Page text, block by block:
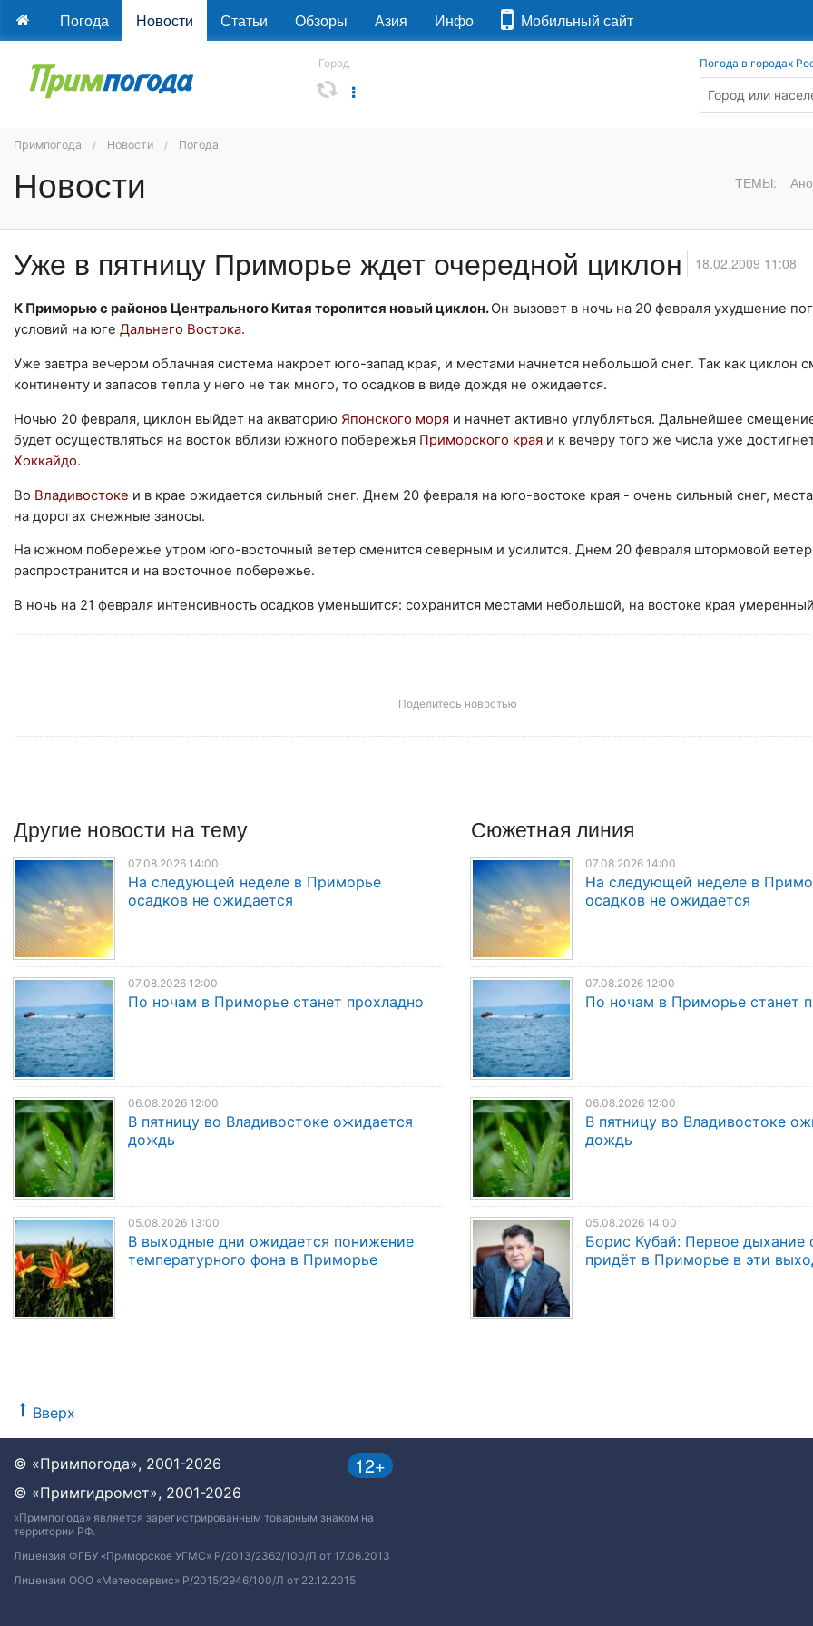
Погода Новости Статьи Обзоры Азия Инфо Мобильный сайт
Город Погода в городах
Примпогода Новости Погода
Новости ТЕМЫ:
Уже в пятницу Приморье ждет очередной циклон 18.02.2009 11:08
К Приморью с районов Центрального Китая торопится новый циклон.Он вызовет в ночь на 20 февраля ухудшение
условий на юге Дальнего Востока.
Уже завтра вечером облачная система накроет юго-запад края, и местами начнется небольшой снег. Так как циклон
континенту и запасов тепла у него не так много, то осадков в виде дождя не ожидается.
Ночью 20 февраля, циклон выйдет на акваторию Японского моря и начнет активно углубляться. Дальнейшее
будет осуществляться на восток вблизи южного побережья Приморского края и к вечеру того же числа уже
Хоккайдо.
Во Владивостоке и в крае ожидается сильный снег. Днем 20 февраля на юго-востоке края - очень сильный снег,
на дорогах снежные заносы.
На южном побережье утром юго-восточный ветер сменится северным и усилится. Днем 20 февраля штормовой ветер
распространится и на восточное побережье.
В ночь на 21 февраля интенсивность осадков уменьшится: сохранится местами небольшой, на востоке края
Поделитесь новостью
Другие новости на тему
07.08.2026 14:00
На следующей неделе в Приморье
осадков не ожидается
07.08.2026 12:00
По ночам в Приморье станет прохладно
06.08.2026 12:00
В пятницу во Владивостоке ожидается
дождь
05.08.2026 13:00
В выходные дни ожидается понижение
температурного фона в Приморье
Сюжетная линия
07.08.2026 14:00
На следующей неделе в
осадков не ожидается
07.08.2026 12:00
По ночам в Приморье станет
06.08.2026 12:00
В пятницу во Владивостоке
дождь
05.08.2026 14:00
Борис Кубай: Первое дыхание
придёт в Приморье в эти
Вверх
12+
© «Примпогода», 2001-2026
© «Примгидромет», 2001-2026
«Примпогода» является зарегистрированным товарным знаком на
территории РФ.
Лицензия ФГБУ «Приморское УГМС» Р/2013/2362/100/Л от 17.06.2013
Лицензия ООО «Метеосервис» Р/2015/2946/100/Л от 22.12.2015